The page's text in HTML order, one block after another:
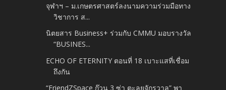
จุฬาฯ – ม.เกษตรศาสตร์ลงนามความร่วมมือทาง
วิชาการ ส...
นิตยสาร Business+ ร่วมกับ CMMU มอบรางวัล
“BUSINES...
ECHO OF ETERNITY ตอนที่ 18 เบาะแสที่เชื่อม
ถึงกัน
“FriendZSpace ก๊วน 3 ซ่า ตะลุยจักรวาล” พา